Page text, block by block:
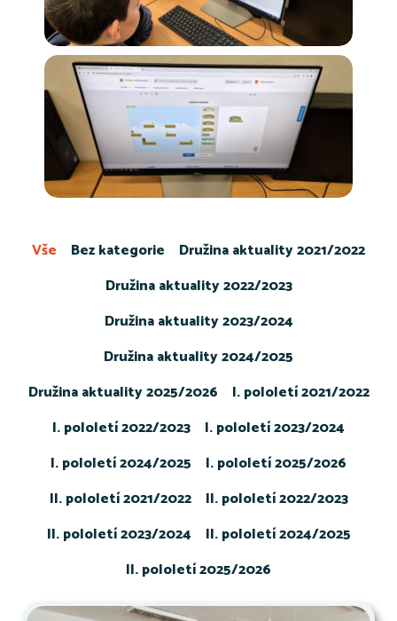
Bez kategorie
Družina aktuality 2021/2022
Družina aktuality 2022/2023
Družina aktuality 2023/2024
Družina aktuality 2024/2025
Družina aktuality 2025/2026
I. pololetí 2021/2022
I. pololetí 2022/2023
I. pololetí 2023/2024
I. pololetí 2024/2025
I. pololetí 2025/2026
II. pololetí 2021/2022
II. pololetí 2022/2023
II. pololetí 2023/2024
II. pololetí 2024/2025
II. pololetí 2025/2026
Vše